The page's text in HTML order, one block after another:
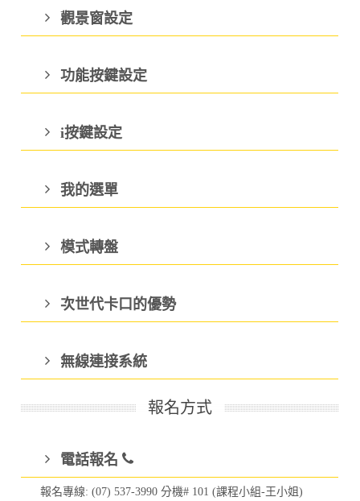
觀景窗設定
功能按鍵設定
i按鍵設定
我的選單
模式轉盤
次世代卡口的優勢
無線連接系統
報名方式
電話報名
報名專線: (07) 537-3990 分機# 101 (課程小組-王小姐)